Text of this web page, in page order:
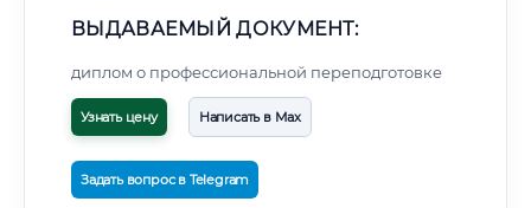
ВЫДАВАЕМЫЙ ДОКУМЕНТ:
диплом о профессиональной переподготовке
Узнать цену Написать в Max
Задать вопрос в Telegram